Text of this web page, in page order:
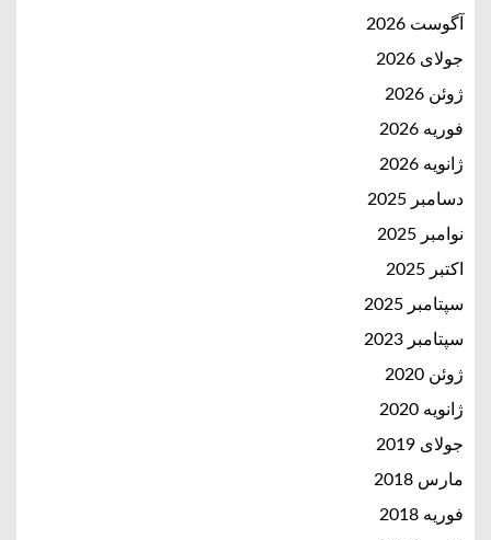
آگوست 2026
جولای 2026
ژوئن 2026
فوریه 2026
ژانویه 2026
دسامبر 2025
نوامبر 2025
اکتبر 2025
سپتامبر 2025
سپتامبر 2023
ژوئن 2020
ژانویه 2020
جولای 2019
مارس 2018
فوریه 2018